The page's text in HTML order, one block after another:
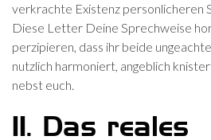
verkrachte Existenz personlicheren
Diese Letter Deine Sprechweise
perzipieren, dass ihr beide
nutzlich harmoniert, angeblich
nebst euch.
11. Das reales